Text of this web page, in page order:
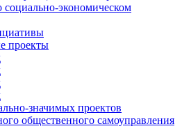
экономическом
проекты
значимых проектов
общественного самоуправления